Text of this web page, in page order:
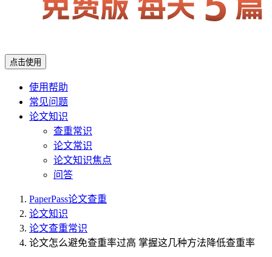
点击使用
使用帮助
常见问题
论文知识
查重常识
论文常识
论文知识焦点
问答
PaperPass论文查重
论文知识
论文查重常识
论文怎么避免查重率过高 掌握这几种方法降低查重率